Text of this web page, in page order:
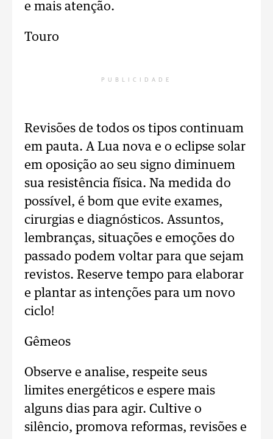
e mais atenção.
Touro
PUBLICIDADE
Revisões de todos os tipos continuam
em pauta. A Lua nova e o eclipse solar
em oposição ao seu signo diminuem
sua resistência física. Na medida do
possível, é bom que evite exames,
cirurgias e diagnósticos. Assuntos,
lembranças, situações e emoções do
passado podem voltar para que sejam
revistos. Reserve tempo para elaborar
e plantar as intenções para um novo
ciclo!
Gêmeos
Observe e analise, respeite seus
limites energéticos e espere mais
alguns dias para agir. Cultive o
silêncio, promova reformas, revisões e